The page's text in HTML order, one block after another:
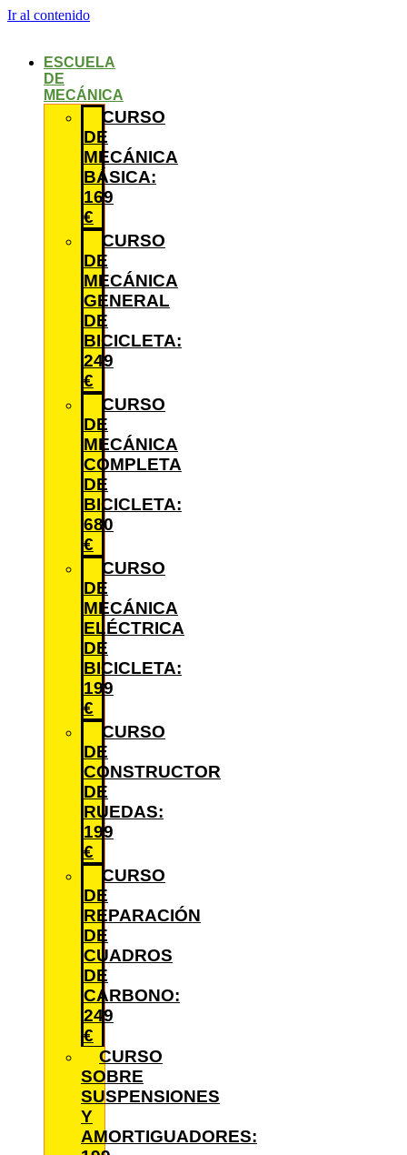
Ir al contenido
ESCUELA
DE
MECÁNICA
CURSO
DE
MECÁNICA
BÁSICA:
169
€
CURSO
DE
MECÁNICA
GENERAL
DE
BICICLETA:
249
€
CURSO
DE
MECÁNICA
COMPLETA
DE
BICICLETA:
680
€
CURSO
DE
MECÁNICA
ELÉCTRICA
DE
BICICLETA:
199
€
CURSO
DE
CONSTRUCTOR
DE
RUEDAS:
199
€
CURSO
DE
REPARACIÓN
DE
CUADROS
DE
CARBONO:
249
€
CURSO
SOBRE
SUSPENSIONES
Y
AMORTIGUADORES: